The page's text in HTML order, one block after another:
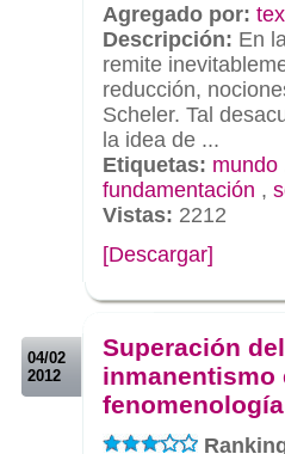
Agregado por:
Descripción: En
remite
reducción,
Scheler. Tal
la idea de ...
Etiquetas: mundo
fundamentación ,
Vistas: 2212
[Descargar]
04/02
2012
Superación
inmanentismo